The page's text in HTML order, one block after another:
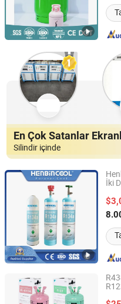
En Çok Satanlar
Silindir içinde
İki
Chengdu Henbin
Sichuan, China
Zhejiang NOF Chemical